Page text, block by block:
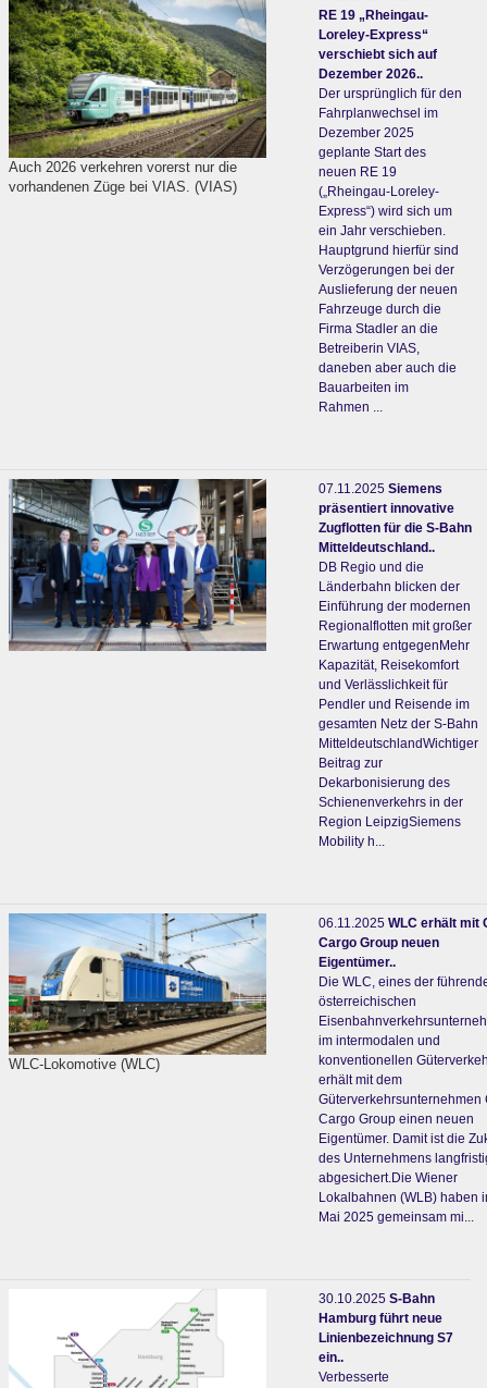
Auch 2026 verkehren vorerst nur die
vorhandenen Züge bei VIAS. (VIAS)
RE 19 „Rheingau-
Loreley-Express“
verschiebt sich auf
Dezember 2026..
Der ursprünglich für den
Fahrplanwechsel im
Dezember 2025
geplante Start des
neuen RE 19
(„Rheingau-Loreley-
Express“) wird sich um
ein Jahr verschieben.
Hauptgrund hierfür sind
Verzögerungen bei der
Auslieferung der neuen
Fahrzeuge durch die
Firma Stadler an die
Betreiberin VIAS,
daneben aber auch die
Bauarbeiten im
Rahmen ...
07.11.2025 Siemens
präsentiert innovative
Zugflotten für die S-Bahn
Mitteldeutschland..
DB Regio und die
Länderbahn blicken der
Einführung der modernen
Regionalflotten mit großer
Erwartung entgegenMehr
Kapazität, Reisekomfort
und Verlässlichkeit für
Pendler und Reisende im
gesamten Netz der S-Bahn
MitteldeutschlandWichtiger
Beitrag zur
Dekarbonisierung des
Schienenverkehrs in der
Region LeipzigSiemens
Mobility h...
WLC-Lokomotive (WLC)
06.11.2025 WLC erhält mit
Cargo Group neuen
Eigentümer..
Die WLC, eines der
österreichischen
im intermodalen und
konventionellen
erhält mit dem
Güterverkehrsunternehmen
Cargo Group einen neuen
Eigentümer. Damit ist die
des Unternehmens
abgesichert.Die Wiener
Lokalbahnen (WLB) haben
Mai 2025 gemeinsam mi...
30.10.2025 S-Bahn
Hamburg führt neue
Linienbezeichnung S7
ein..
Verbesserte